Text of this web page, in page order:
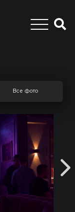
Все фото